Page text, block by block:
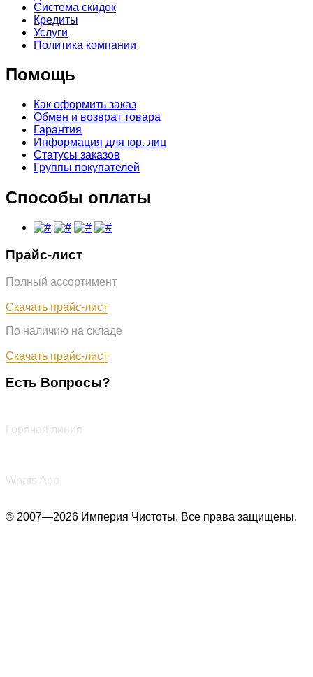
Система скидок
Кредиты
Услуги
Политика компании
Помощь
Как оформить заказ
Обмен и возврат товара
Гарантия
Информация для юр. лиц
Статусы заказов
Группы покупателей
Способы оплаты
Прайс-лист
Полный ассортимент
Скачать прайс-лист
По наличию на складе
Скачать прайс-лист
Есть Вопросы?
Горячая линия
Whats App
© 2007—2026 Империя Чистоты. Все права защищены.